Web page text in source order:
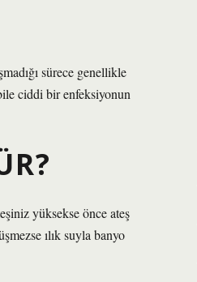
sürece genellikle
ciddi bir enfeksiyonun
yüksekse önce ateş
ılık suyla banyo